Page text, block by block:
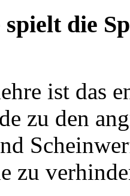
die
ist das
zu den
zu